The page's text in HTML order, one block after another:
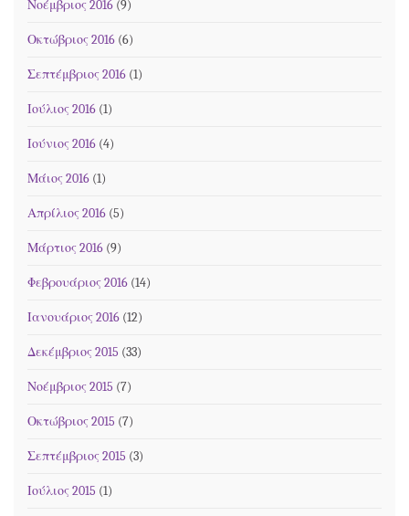
Νοέμβριος 2016 (9)
Οκτώβριος 2016 (6)
Σεπτέμβριος 2016 (1)
Ιούλιος 2016 (1)
Ιούνιος 2016 (4)
Μάιος 2016 (1)
Απρίλιος 2016 (5)
Μάρτιος 2016 (9)
Φεβρουάριος 2016 (14)
Ιανουάριος 2016 (12)
Δεκέμβριος 2015 (33)
Νοέμβριος 2015 (7)
Οκτώβριος 2015 (7)
Σεπτέμβριος 2015 (3)
Ιούλιος 2015 (1)